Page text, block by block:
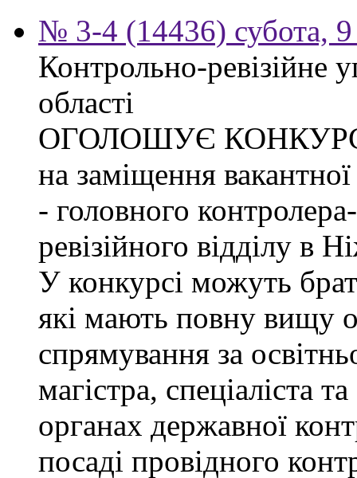
№ 3-4 (14436) субота, 9
Контрольно-ревізійне
області
ОГОЛОШУЄ
на заміщення
- головного
ревізійного відділу в
У конкурсі можуть
які мають повну вищу
спрямування за
магістра, спеціаліста
органах державної
посаді провідного